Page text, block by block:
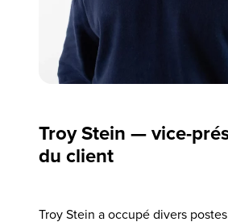
Troy Stein — vice-
du client
Troy Stein a occupé divers